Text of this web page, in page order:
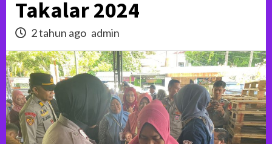
Takalar 2024
2 tahun ago admin